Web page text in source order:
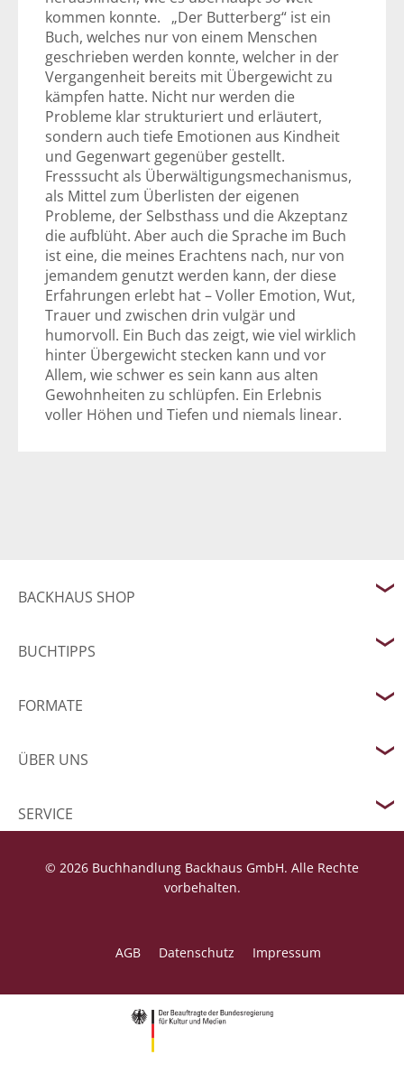
kommen konnte. „Der Butterberg“ ist ein
Buch, welches nur von einem Menschen
geschrieben werden konnte, welcher in der
Vergangenheit bereits mit Übergewicht zu
kämpfen hatte. Nicht nur werden die
Probleme klar strukturiert und erläutert,
sondern auch tiefe Emotionen aus Kindheit
und Gegenwart gegenüber gestellt.
Fresssucht als Überwältigungsmechanismus,
als Mittel zum Überlisten der eigenen
Probleme, der Selbsthass und die Akzeptanz
die aufblüht. Aber auch die Sprache im Buch
ist eine, die meines Erachtens nach, nur von
jemandem genutzt werden kann, der diese
Erfahrungen erlebt hat – Voller Emotion, Wut,
Trauer und zwischen drin vulgär und
humorvoll. Ein Buch das zeigt, wie viel wirklich
hinter Übergewicht stecken kann und vor
Allem, wie schwer es sein kann aus alten
Gewohnheiten zu schlüpfen. Ein Erlebnis
voller Höhen und Tiefen und niemals linear.
BACKHAUS SHOP
BUCHTIPPS
FORMATE
ÜBER UNS
SERVICE
© 2026 Buchhandlung Backhaus GmbH. Alle Rechte
vorbehalten.
AGB Datenschutz Impressum